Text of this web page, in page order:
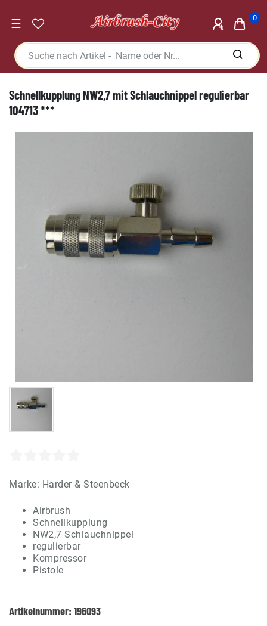
☰ 0
Schnellkupplung NW2,7 mit Schlauchnippel regulierbar
104713 ***
Marke: Harder & Steenbeck
Airbrush
Schnellkupplung
NW2,7 Schlauchnippel
regulierbar
Kompressor
Pistole
Artikelnummer: 196093